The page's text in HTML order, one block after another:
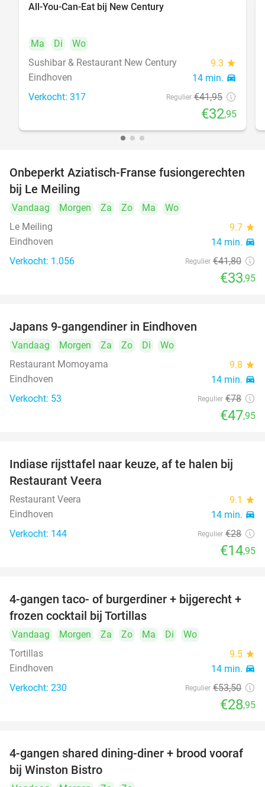
All-You-Can-Eat bij New Century
Ma Di
Wo
Sushibar & Restaurant New Century
9.3 star
Eindhoven 14 min. directions_car
Verkocht: 317 Regulier €41,95
€32,95
19%
Onbeperkt Aziatisch-Franse fusiongerechten
bij Le Meiling
Vandaag Morgen Za Zo Ma
Wo
Le Meiling
9.7 star
Eindhoven 14 min. directions_car
Verkocht: 1.056 Regulier €41,80
€33,95
Japans 9-gangendiner in Eindhoven
Vandaag Morgen Za Zo Di
Wo
Restaurant Momoyama
9.8 star
Eindhoven 14 min. directions_car
Verkocht: 53 Regulier €78
€47,95
47%
Indiase rijsttafel naar keuze, af te halen bij
Restaurant Veera
Restaurant Veera 9.1 star
Eindhoven 14 min. directions_car
Verkocht: 144 Regulier €28
€14,95
46%
4-gangen taco- of burgerdiner + bijgerecht +
frozen cocktail bij Tortillas
Vandaag Morgen Za Zo Ma Di
Wo
Tortillas
9.5 star
Eindhoven 14 min. directions_car
Verkocht: 230 Regulier €53,50
€28,95
32%
4-gangen shared dining-diner + brood vooraf
bij Winston Bistro